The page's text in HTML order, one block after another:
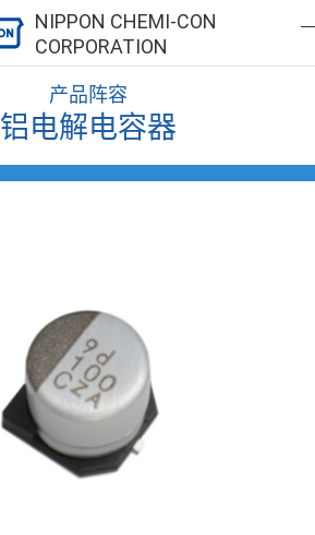
NIPPON CHEMI-CON
CORPORATION
产品阵容
铝电解电容器